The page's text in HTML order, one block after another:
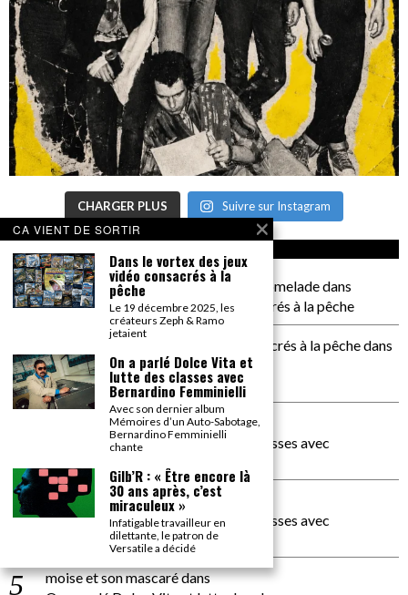
CHARGER PLUS Suivre sur Instagram
il a pas de genoux Messi comme P comeladedans
Dans le vortex des jeux vidéo consacrés à la pêche
Dans le vortex des jeux vidéos consacrés à la pêchedans
PACÔME THIELLEMENT
La séance d’Hip Gnose
dans
On a parlé Dolce Vita et lutte des classes avec
carte noire negra à l'o tiededans
On a parlé Dolce Vita et lutte des classes avec
Bernardino Femminielli
moise et son mascarédans
CA VIENT DE SORTIR
Dans le vortex des jeux
vidéo consacrés à la
pêche
Le 19 décembre 2025, les
créateurs Zeph & Ramo
jetaient
On a parlé Dolce Vita et
lutte des classes avec
Bernardino Femminielli
Avec son dernier album
Mémoires d’un Auto-Sabotage,
Bernardino Femminielli
chante
Gilb’R : « Être encore là
30 ans après, c’est
miraculeux »
Infatigable travailleur en
dilettante, le patron de
Versatile a décidé